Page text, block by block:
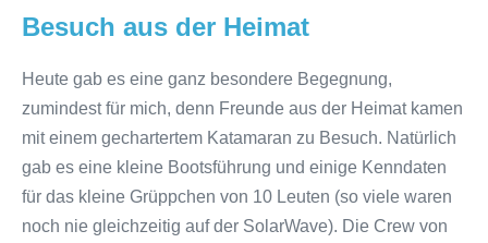
Besuch aus der Heimat
Heute gab es eine ganz besondere Begegnung,
zumindest für mich, denn Freunde aus der Heimat kamen
mit einem gechartertem Katamaran zu Besuch. Natürlich
gab es eine kleine Bootsführung und einige Kenndaten
für das kleine Grüppchen von 10 Leuten (so viele waren
noch nie gleichzeitig auf der SolarWave). Die Crew von